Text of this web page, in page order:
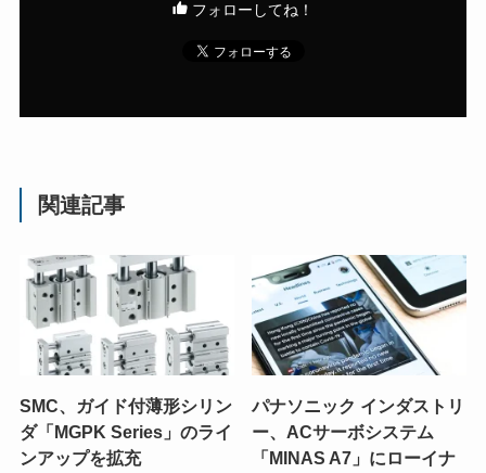
フォローしてね！
関連記事
SMC、ガイド付薄形シリン
ダ「MGPK Series」のライ
ンアップを拡充
パナソニック インダストリ
ー、ACサーボシステム
「MINAS A7」にローイナ